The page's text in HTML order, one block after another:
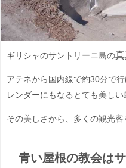
ギリシャのサントリーニ島の
アテネから国内線で約30分で
レンダーにもなるとても美しい
その美しさから、多くの観光客
青い屋根の教会は